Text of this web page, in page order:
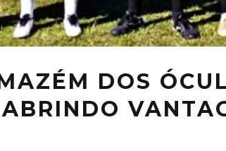
DOS